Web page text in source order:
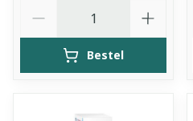
Bestel